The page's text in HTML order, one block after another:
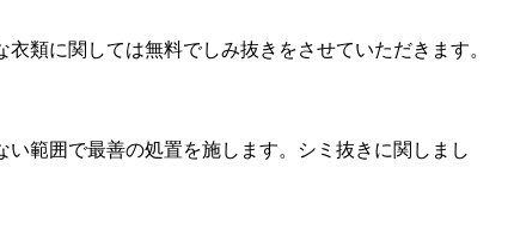
類に関しては無料でしみ抜きをさせていただきます。
範囲で最善の処置を施します。シミ抜きに関しまし